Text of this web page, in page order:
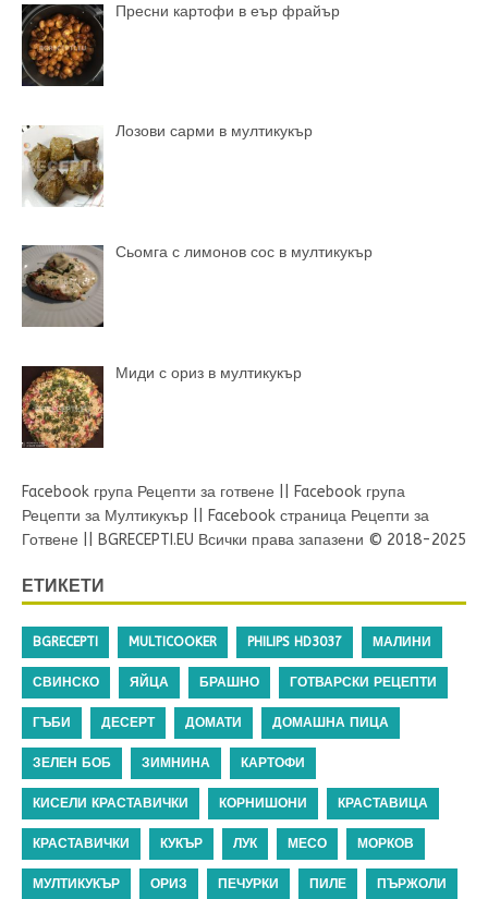
Пресни картофи в еър фрайър
Лозови сарми в мултикукър
Сьомга с лимонов сос в мултикукър
Миди с ориз в мултикукър
Facebook група Рецепти за готвене
Facebook група
Рецепти за Мултикукър
Facebook страница Рецепти за
Готвене
BGRECEPTI.EU Всички права запазени © 2018-2025
ЕТИКЕТИ
BGRECEPTI MULTICOOKER PHILIPS HD3037 МАЛИНИ
СВИНСКО ЯЙЦА БРАШНО ГОТВАРСКИ РЕЦЕПТИ
ГЪБИ ДЕСЕРТ ДОМАТИ ДОМАШНА ПИЦА
ЗЕЛЕН БОБ ЗИМНИНА КАРТОФИ
КИСЕЛИ КРАСТАВИЧКИ КОРНИШОНИ КРАСТАВИЦА
КРАСТАВИЧКИ КУКЪР ЛУК МЕСО МОРКОВ
МУЛТИКУКЪР ОРИЗ ПЕЧУРКИ ПИЛЕ ПЪРЖОЛИ